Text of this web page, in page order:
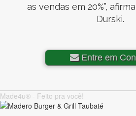
as vendas em 20%”,
Durski.
Entre em
Made4u® - Feito pra você!